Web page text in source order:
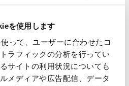
を使用します
って、ユーザーに合わせたコ
ラフィックの分析を行ってい
サイトの利用状況についても
メディアや広告配信、データ
。弊社の知見等の実績から、最
れくらいですか？
によって異なります。